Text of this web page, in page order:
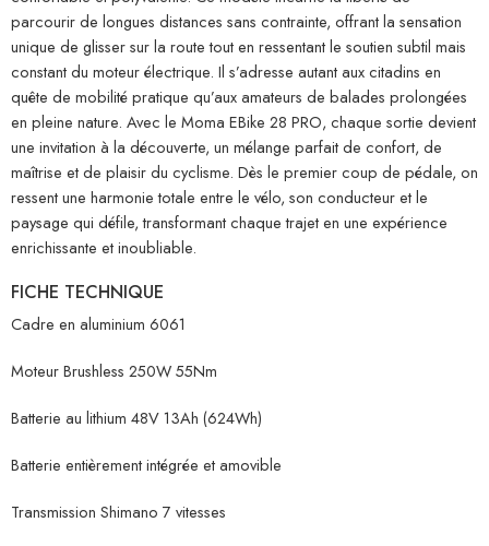
parcourir de longues distances sans contrainte, offrant la sensation
unique de glisser sur la route tout en ressentant le soutien subtil mais
constant du moteur électrique. Il s’adresse autant aux citadins en
quête de mobilité pratique qu’aux amateurs de balades prolongées
en pleine nature. Avec le Moma EBike 28 PRO, chaque sortie devient
une invitation à la découverte, un mélange parfait de confort, de
maîtrise et de plaisir du cyclisme. Dès le premier coup de pédale, on
ressent une harmonie totale entre le vélo, son conducteur et le
paysage qui défile, transformant chaque trajet en une expérience
enrichissante et inoubliable.
FICHE TECHNIQUE
Cadre en aluminium 6061
Moteur Brushless 250W 55Nm
Batterie au lithium 48V 13Ah (624Wh)
Batterie entièrement intégrée et amovible
Transmission Shimano 7 vitesses